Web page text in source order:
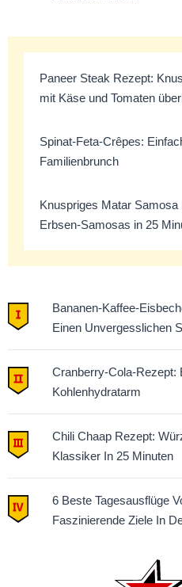
Paneer Steak Rezept:
mit Käse und Tomaten
Spinat-Feta-Crêpes:
Familienbrunch
Knuspriges Matar
Erbsen-Samosas in 25
Bananen-Kaffee-
Einen Unvergesslichen
Cranberry-Cola-Rezept:
Kohlenhydratarm
Chili Chaap Rezept:
Klassiker In 25 Minuten
6 Beste Tagesausflüge
Faszinierende Ziele In